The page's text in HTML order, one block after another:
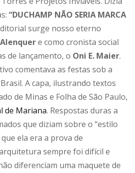
“DUCHAMP NÃO SERIA MARCA
surge nosso eterno
e como cronista social
de lançamento, o Oni E. Maier.
comentava as festas sob a
A capa, ilustrando textos
de Minas e Folha de São Paulo,
de Mariana. Respostas duras a
que diziam sobre o “estilo
ela era a prova de
sempre foi difícil e
diferenciam uma maquete de